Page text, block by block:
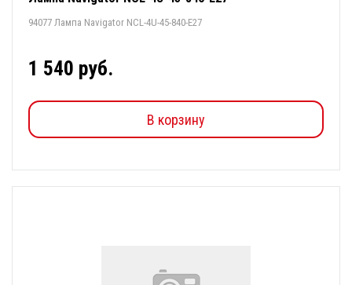
94077 Лампа Navigator NCL-4U-45-840-E27
1 540 руб.
В корзину